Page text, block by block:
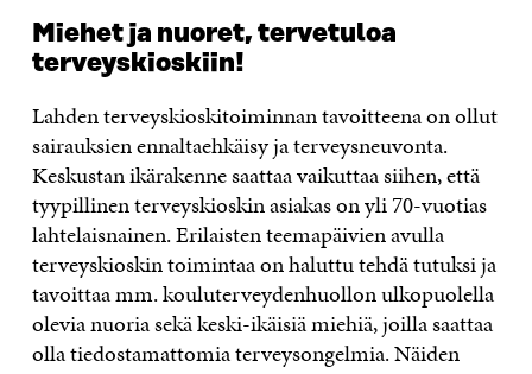
Miehet ja nuoret, tervetuloa
terveyskioskiin!
Lahden terveyskioskitoiminnan tavoitteena on ollut
sairauksien ennaltaehkäisy ja terveysneuvonta.
Keskustan ikärakenne saattaa vaikuttaa siihen, että
tyypillinen terveyskioskin asiakas on yli 70-vuotias
lahtelaisnainen. Erilaisten teemapäivien avulla
terveyskioskin toimintaa on haluttu tehdä tutuksi ja
tavoittaa mm. kouluterveydenhuollon ulkopuolella
olevia nuoria sekä keski-ikäisiä miehiä, joilla saattaa
olla tiedostamattomia terveysongelmia. Näiden